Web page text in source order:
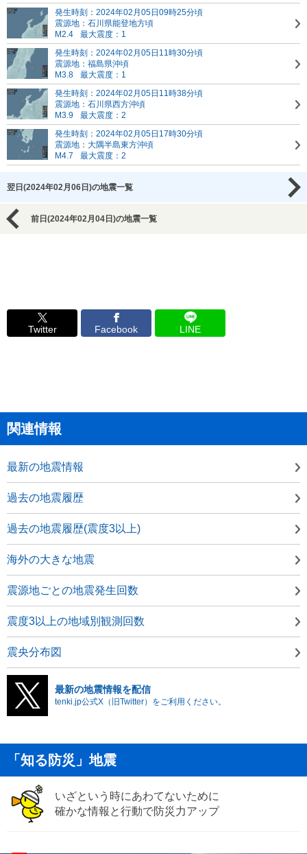
発生時刻：2024年02月05日09時25分頃
震源地：石川県能登地方頃
M2.4
最大震度：1
発生時刻：2024年02月05日11時30分頃
震源地：福島県沖頃
M3.8
最大震度：1
発生時刻：2024年02月05日11時38分頃
震源地：石川県西方沖頃
M3.9
最大震度：2
発生時刻：2024年02月05日17時30分頃
震源地：大隅半島東方沖頃
M4.7
最大震度：2
翌日(2024年02月06日)の地震一覧
前日(2024年02月04日)の地震一覧
Twitter Facebook LINE
関連情報
最新の地震情報
過去の地震履歴
過去の地震履歴(震度3以上)
海外の大きな地震
震源地ごとの地震発生回数
震度3以上の地域別観測回数
震央分布図
最新の地震情報を配信
tenki.jp公式X（旧Twitter）をご利用ください。
「知る防災」地震
いざという時にあわてないために
確かな情報と行動で防災力アップ